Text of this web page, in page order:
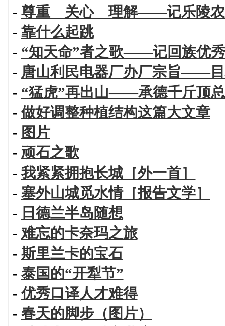
- 尊重 关心 理解——记乐陵农
- 靠什么起跳
- “知天命”者之歌——记回族优
- 唐山利民电器厂办厂宗旨——
- “猛虎”再出山——承德千斤顶
-做好调整种植结构这篇大文章
- 图片
- 顽石之歌
- 我紧紧拥抱长城［外一首］
- 塞外山城觅水情［报告文学］
- 日德兰半岛随想
- 难忘的卡奈玛之旅
- 斯里兰卡的宝石
- 泰国的“开犁节”
-优秀口译人才难得
- 春天的脚步（图片）